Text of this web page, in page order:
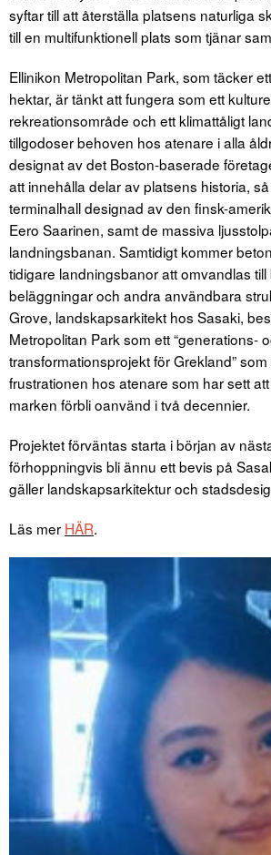
syftar till att återställa platsens naturliga
till en multifunktionell plats som tjänar
Ellinikon Metropolitan Park, som täcker
hektar, är tänkt att fungera som ett
rekreationsområde och ett klimattåligt
tillgodoser behoven hos atenare i alla
designat av det Boston-baserade
att innehålla delar av platsens historia,
terminalhall designad av den finsk-
Eero Saarinen, samt de massiva
landningsbanan. Samtidigt kommer
tidigare landningsbanor att omvandlas till
beläggningar och andra användbara
Grove, landskapsarkitekt hos Sasaki,
Metropolitan Park som ett “generations-
transformationsprojekt för Grekland”
frustrationen hos atenare som har sett
marken förbli oanvänd i två decennier.
Projektet förväntas starta i början av
förhoppningvis bli ännu ett bevis på
gäller landskapsarkitektur och
Läs mer HÄR.